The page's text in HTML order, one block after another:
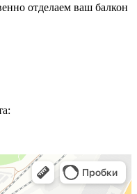
отделаем ваш балкон